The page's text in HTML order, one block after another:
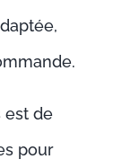
est de
pour